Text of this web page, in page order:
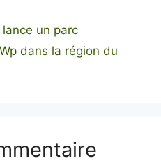
un parc
dans la région du